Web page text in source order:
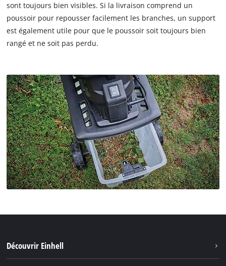
sont toujours bien visibles. Si la livraison comprend un
poussoir pour repousser facilement les branches, un support
est également utile pour que le poussoir soit toujours bien
rangé et ne soit pas perdu.
Découvrir Einhell